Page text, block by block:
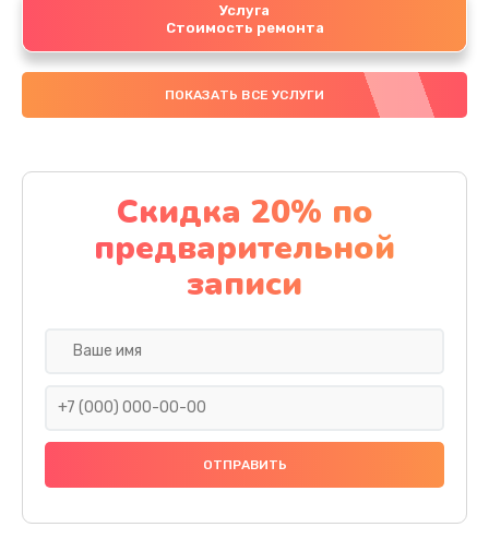
Услуга
Стоимость ремонта
ПОКАЗАТЬ ВСЕ УСЛУГИ
Скидка 20% по
предварительной
записи